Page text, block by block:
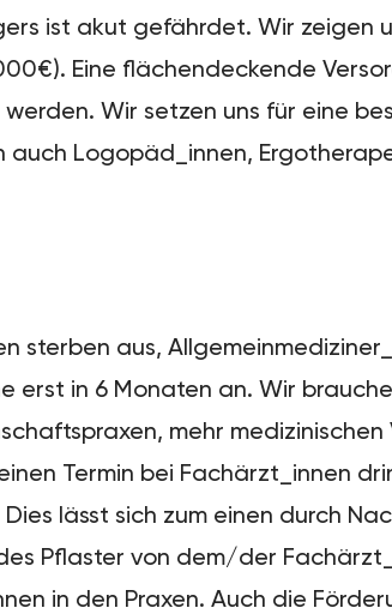
ist akut gefährdet. Wir zeigen
Eine flächendeckende
Wir setzen uns für eine
Logopäd_innen,
sterben aus,
erst in 6 Monaten an. Wir
mehr
Termin bei Fachärzt_innen
lässt sich zum einen durch
Pflaster von dem/der
in den Praxen. Auch die